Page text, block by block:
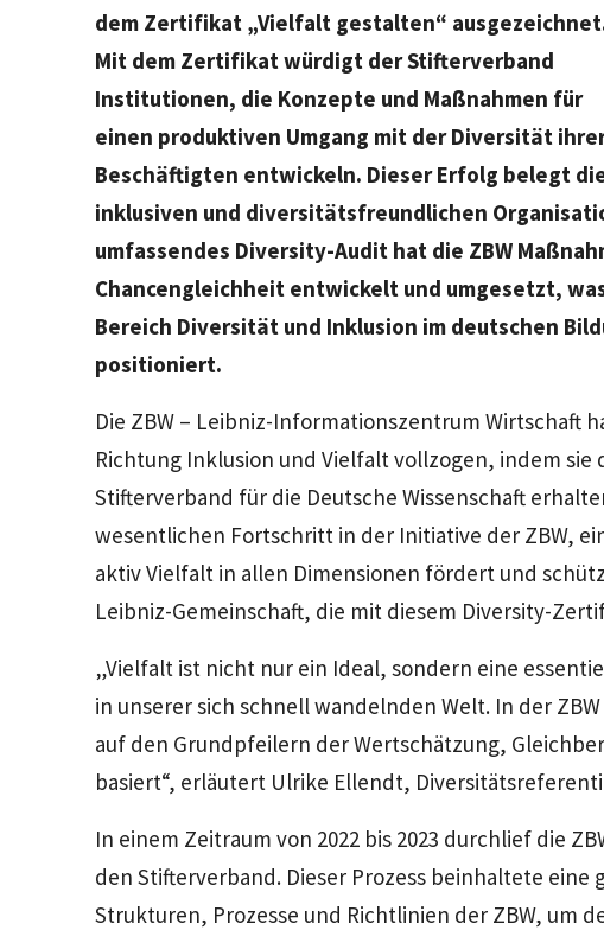
dem Zertifikat „Vielfalt gestalten“
Mit dem Zertifikat würdigt der Stifterverband
Institutionen, die Konzepte und Maßnahmen für
einen produktiven Umgang mit der Diversität
Beschäftigten entwickeln. Dieser Erfolg belegt
inklusiven und diversitätsfreundlichen
umfassendes Diversity-Audit hat die ZBW
Chancengleichheit entwickelt und umgesetzt,
Bereich Diversität und Inklusion im deutschen
positioniert.
Die ZBW – Leibniz-Informationszentrum Wirtschaft
Richtung Inklusion und Vielfalt vollzogen, indem
Stifterverband für die Deutsche Wissenschaft
wesentlichen Fortschritt in der Initiative der ZBW,
aktiv Vielfalt in allen Dimensionen fördert und
Leibniz-Gemeinschaft, die mit diesem Diversity-
„Vielfalt ist nicht nur ein Ideal, sondern eine
in unserer sich schnell wandelnden Welt. In der
auf den Grundpfeilern der Wertschätzung,
basiert“, erläutert Ulrike Ellendt,
In einem Zeitraum von 2022 bis 2023 durchlief die
den Stifterverband. Dieser Prozess beinhaltete
Strukturen, Prozesse und Richtlinien der ZBW, um